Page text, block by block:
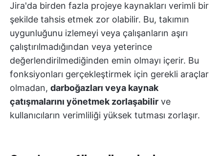
Jira'da birden fazla projeye kaynakları verimli bir
şekilde tahsis etmek zor olabilir. Bu, takımın
uygunluğunu izlemeyi veya çalışanların aşırı
çalıştırılmadığından veya yeterince
değerlendirilmediğinden emin olmayı içerir. Bu
fonksiyonları gerçekleştirmek için gerekli araçlar
olmadan, darboğazları veya kaynak
çatışmalarını yönetmek zorlaşabilir ve
kullanıcıların verimliliği yüksek tutması zorlaşır.